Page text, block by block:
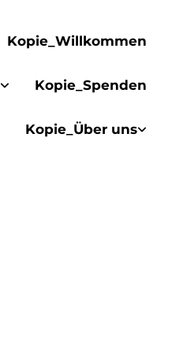
Kopie_Willkommen
Kopie_Spenden
Kopie_Über uns